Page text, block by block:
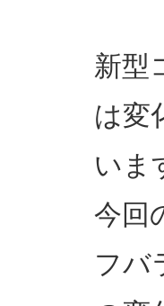
新型
は変
いま
今回
フバ